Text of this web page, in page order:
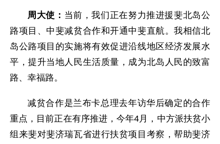
周大使： 当前，我们正在努力推进援斐北岛公
路项目、中斐减贫合作和开通中斐直航。我相信北
岛公路项目的实施将有效促进沿线地区经济发展水
平，提升当地人民生活质量，成为北岛人民的致富
路、幸福路。
减贫合作是兰布卡总理去年访华后确定的合作
重点，目前正在有序推进，今年4月，中方派扶贫小
组来斐对斐济瑞瓦省进行扶贫项目考察，帮助斐济